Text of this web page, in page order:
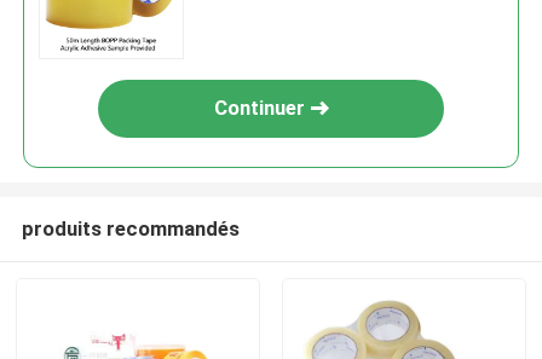
Continuer
produits recommandés